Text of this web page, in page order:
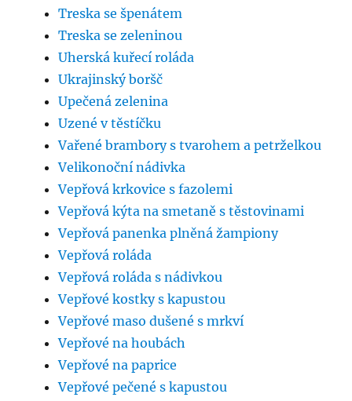
Treska se špenátem
Treska se zeleninou
Uherská kuřecí roláda
Ukrajinský boršč
Upečená zelenina
Uzené v těstíčku
Vařené brambory s tvarohem a petrželkou
Velikonoční nádivka
Vepřová krkovice s fazolemi
Vepřová kýta na smetaně s těstovinami
Vepřová panenka plněná žampiony
Vepřová roláda
Vepřová roláda s nádivkou
Vepřové kostky s kapustou
Vepřové maso dušené s mrkví
Vepřové na houbách
Vepřové na paprice
Vepřové pečené s kapustou